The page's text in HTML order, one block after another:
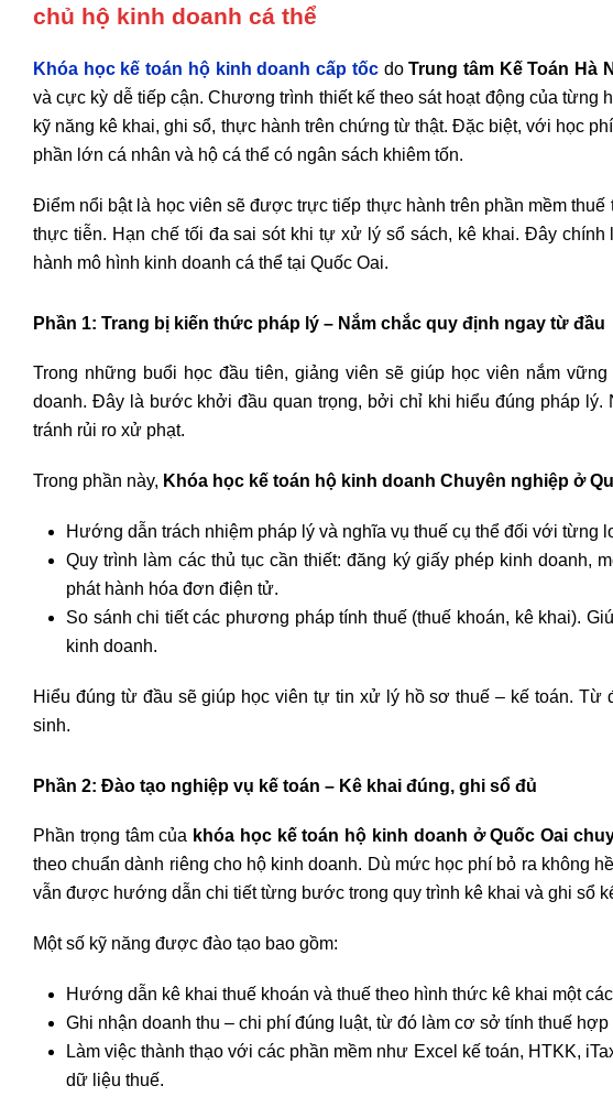
chủ hộ kinh doanh cá thể
Khóa học kế toán hộ kinh doanh cấp tốcdoTrung tâm Kế Toán Hà
và cực kỳ dễ tiếp cận. Chương trình thiết kế theo sát hoạt động của
kỹ năng kê khai, ghi sổ, thực hành trên chứng từ thật. Đặc biệt, với học
phần lớn cá nhân và hộ cá thể có ngân sách khiêm tốn.
Điểm nổi bật là học viên sẽ được trực tiếp thực hành trên phần mềm
thực tiễn. Hạn chế tối đa sai sót khi tự xử lý sổ sách, kê khai. Đây
hành mô hình kinh doanh cá thể tại Quốc Oai.
Phần 1: Trang bị kiến thức pháp lý – Nắm chắc quy định ngay từ đầu
Trong những buổi học đầu tiên, giảng viên sẽ giúp học viên nắm
doanh. Đây là bước khởi đầu quan trọng, bởi chỉ khi hiểu đúng pháp
tránh rủi ro xử phạt.
Trong phần này, Khóa học kế toán hộ kinh doanh Chuyên nghiệp ở
Hướng dẫn trách nhiệm pháp lý và nghĩa vụ thuế cụ thể đối với từng
Quy trình làm các thủ tục cần thiết: đăng ký giấy phép kinh doanh,
phát hành hóa đơn điện tử.
So sánh chi tiết các phương pháp tính thuế (thuế khoán, kê khai).
kinh doanh.
Hiểu đúng từ đầu sẽ giúp học viên tự tin xử lý hồ sơ thuế – kế toán. Từ
sinh.
Phần 2: Đào tạo nghiệp vụ kế toán – Kê khai đúng, ghi sổ đủ
Phần trọng tâm của khóa học kế toán hộ kinh doanh ở Quốc Oai
theo chuẩn dành riêng cho hộ kinh doanh. Dù mức học phí bỏ ra không
vẫn được hướng dẫn chi tiết từng bước trong quy trình kê khai và ghi sổ
Một số kỹ năng được đào tạo bao gồm:
Hướng dẫn kê khai thuế khoán và thuế theo hình thức kê khai một
Ghi nhận doanh thu – chi phí đúng luật, từ đó làm cơ sở tính thuế
Làm việc thành thạo với các phần mềm như Excel kế toán, HTKK,
dữ liệu thuế.